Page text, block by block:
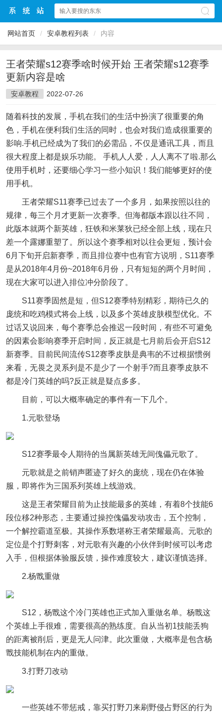
网站首页 / 安卓教程列表 / 内容
王者荣耀s12赛季啥时候开始 王者荣耀s12赛季
更新内容是啥
安卓教程 2022-07-26
随着科技的发展，手机在我们的生活中扮演了很重要的角
色，手机在便利我们生活的同时，也会对我们造成很重要的
影响.手机已经成为了我们的必需品，不仅是通讯工具，而且
很大程度上都是娱乐功能。 手机人人爱，人人离不了啦.那么
使用手机时，还要细心学习一些小知识！我们能够更好的使
用手机。
王者荣耀S11赛季已过去了一个多月，如果按照以往的
规律，每三个月才更新一次赛季。但海都版本跟以往不同，
此版本就两个新英雄，狂铁和米莱狄已经全部上线，现在只
差一个露娜重塑了。所以这个赛季相对以往会更短，预计会
6月下旬开启新赛季，而且排位赛中也有官方说明，S11赛季
是从2018年4月份~2018年6月份，只有短短的两个月时间，
现在大家可以进入排位冲分阶段了。
S11赛季固然是短，但S12赛季特别精彩，期待已久的
庞统和吃鸡模式将会上线，以及多个英雄皮肤模型优化。不
过话又说回来，每个赛季总会推迟一段时间，有些不可避免
的因素会影响赛季开启时间，反正就是七月前后会开启S12
新赛季。目前民间流传S12赛季皮肤是典韦的不过根据惯例
来看，无畏之灵系列是不是少了一个射手?而且赛季皮肤不
都是冷门英雄的吗?反正就是疑点多多。
目前，可以大概率确定的事件有一下几个。
1.元歌登场
S12赛季最令人期待的当属新英雄无间傀儡元歌了。
元歌就是之前销声匿迹了好久的庞统，现在仍在体验
服，即将作为三国系列英雄上线游戏。
这是王者荣耀目前为止技能最多的英雄，有着8个技能6
段位移2种形态，主要通过操控傀儡发动攻击，五个控制，
一个解控霸道至极。其操作系数堪称王者荣耀最高。元歌的
定位是个打野刺客，对元歌有兴趣的小伙伴到时候可以考虑
入手，但根据体验服反馈，操作难度较大，建议谨慎选择。
2.杨戬重做
S12，杨戬这个冷门英雄也正式加入重做名单。杨戬这
个英雄上手很难，需要很高的熟练度。自从当初1技能丢狗
的距离被削后，更是无人问津。此次重做，大概率是包含杨
戬技能机制在内的重做。
3.打野刀改动
一些英雄不带惩戒，靠买打野刀来刷野侵占野区的行为